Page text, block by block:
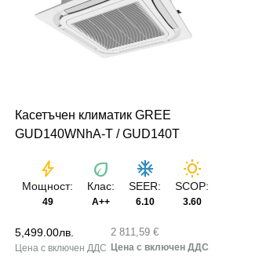
Касетъчен климатик GREE
GUD140WNhA-T / GUD140T
bolt
Мощност:
49
eco
Клас:
A++
ac_unit
SEER:
6.10
wb_sunny
SCOP:
3.60
5,499.00лв. 2 811,59 €